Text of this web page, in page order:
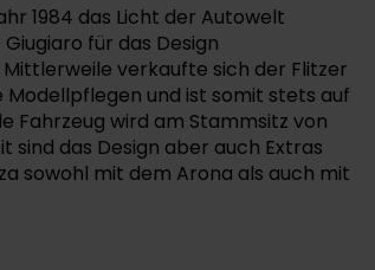
1984 das Licht der Autowelt
für das Design
verkaufte sich der Flitzer
Modellpflegen und ist somit stets auf
Fahrzeug wird am Stammsitz von
sind das Design aber auch Extras
sowohl mit dem Arona als auch mit